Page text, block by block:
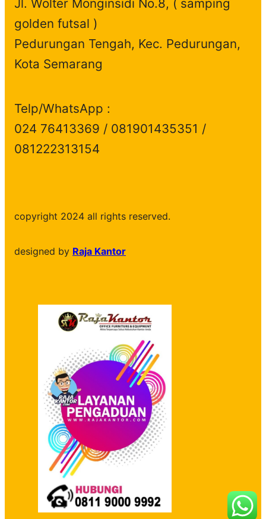
Jl. Wolter Monginsidi No.8, ( samping
golden futsal )
Pedurungan Tengah, Kec. Pedurungan,
Kota Semarang
Telp/WhatsApp :
024 76413369 / 081901435351 /
081222313154
copyright 2024 all rights reserved.
designed by Raja Kantor